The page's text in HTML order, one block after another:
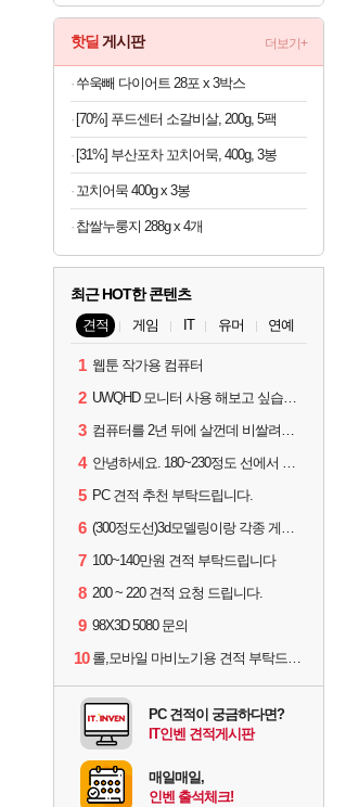
핫딜 게시판 더보기+
쑤욱빼 다이어트 28포 x 3박스
[70%] 푸드센터 소갈비살, 200g, 5팩
[31%] 부산포차 꼬치어묵, 400g, 3봉
꼬치어묵 400g x 3봉
찹쌀누룽지 288g x 4개
최근 HOT한 콘텐츠
견적 게임 IT 유머 연예
1 웹툰 작가용 컴퓨터
2 UWQHD 모니터 사용 해보고 싶습니다 추천부탁드려요
3 컴퓨터를 2년 뒤에 살껀데 비쌀려나요...?
4 안녕하세요. 180~230정도 선에서 잡고싶습니다.
5 PC 견적 추천 부탁드립니다.
6 (300정도선)3d모델링이랑 각종 게임을 하는데 견적부탁드립니다!300정도선
7 100~140만원 견적 부탁드립니다
8 200 ~ 220 견적 요청 드립니다.
9 98X3D 5080 문의
10 롤,모바일 마비노기용 견적 부탁드립니다(예산150으로 수정)
PC 견적이 궁금하다면?
IT인벤 견적게시판
매일매일,
인벤 출석체크!